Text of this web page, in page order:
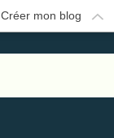
Créer mon blog